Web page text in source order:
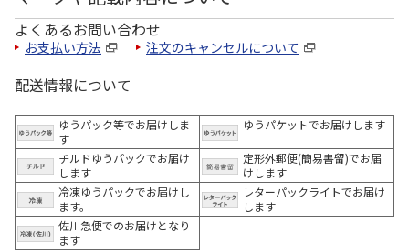
よくあるお問い合わせ
お支払い方法 注文のキャンセルについて
配送情報について
ゆうパック等でお届けしま
す
ゆうパケットでお届けします
チルドゆうパックでお届け
します
定形外郵便(簡易書留)でお届
けします
冷凍ゆうパックでお届けし
ます。
レターパックライトでお届け
します
佐川急便でのお届けとなり
ます